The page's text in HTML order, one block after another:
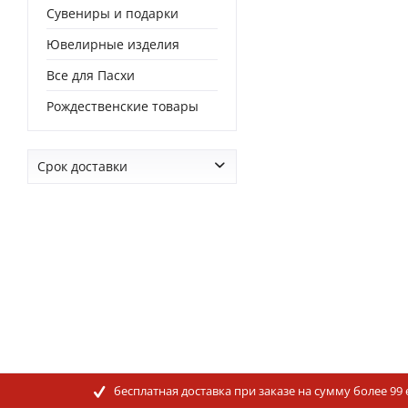
Сувениры и подарки
Ювелирные изделия
Все для Пасхи
Рождественские товары
Срок доставки
бесплатная доставка при заказе на сумму более 99